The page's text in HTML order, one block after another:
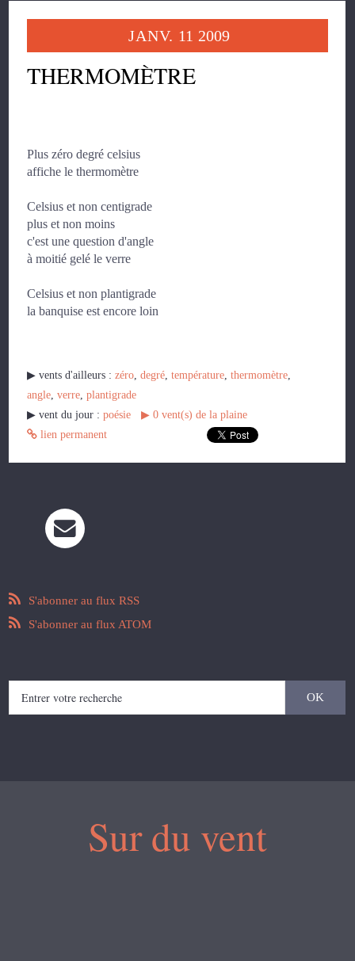
JANV. 11 2009
THERMOMÈTRE
Plus zéro degré celsius
affiche le thermomètre
Celsius et non centigrade
plus et non moins
c'est une question d'angle
à moitié gelé le verre
Celsius et non plantigrade
la banquise est encore loin
▶︎ vents d'ailleurs :zéro ,degré ,température ,thermomètre
angle ,verre ,plantigrade
▶︎ vent du jour :poésie ▶︎ 0 vent(s) de la plaine
lien permanent
S'abonner au flux RSS
S'abonner au flux ATOM
Sur du vent